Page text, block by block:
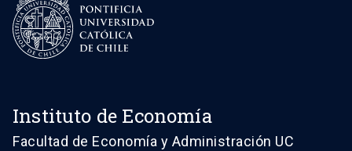
Instituto de Economía
Facultad de Economía y Administración UC